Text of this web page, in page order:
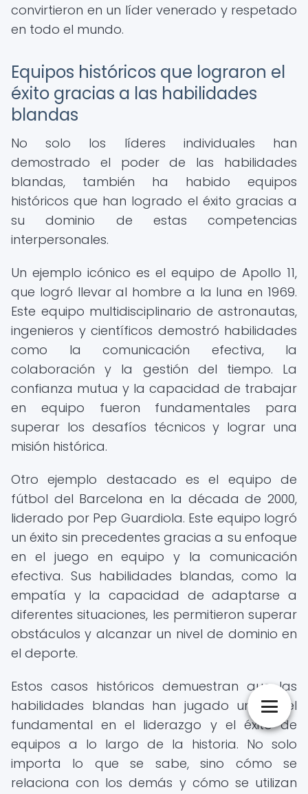
convirtieron en un líder venerado y respetado
en todo el mundo.
Equipos históricos que lograron el
éxito gracias a las habilidades
blandas
No solo los líderes individuales han
demostrado el poder de las habilidades
blandas, también ha habido equipos
históricos que han logrado el éxito gracias a
su dominio de estas competencias
interpersonales.
Un ejemplo icónico es el equipo de Apollo 11,
que logró llevar al hombre a la luna en 1969.
Este equipo multidisciplinario de astronautas,
ingenieros y científicos demostró habilidades
como la comunicación efectiva, la
colaboración y la gestión del tiempo. La
confianza mutua y la capacidad de trabajar
en equipo fueron fundamentales para
superar los desafíos técnicos y lograr una
misión histórica.
Otro ejemplo destacado es el equipo de
fútbol del Barcelona en la década de 2000,
liderado por Pep Guardiola. Este equipo logró
un éxito sin precedentes gracias a su enfoque
en el juego en equipo y la comunicación
efectiva. Sus habilidades blandas, como la
empatía y la capacidad de adaptarse a
diferentes situaciones, les permitieron superar
obstáculos y alcanzar un nivel de dominio en
el deporte.
Estos casos históricos demuestran que las
habilidades blandas han jugado un papel
fundamental en el liderazgo y el éxito de
equipos a lo largo de la historia. No solo
importa lo que se sabe, sino cómo se
relaciona con los demás y cómo se utilizan